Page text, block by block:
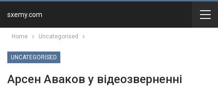
sxemy.com
Home Uncategorised
UNCATEGORISED
Арсен Аваков у відеозверненні